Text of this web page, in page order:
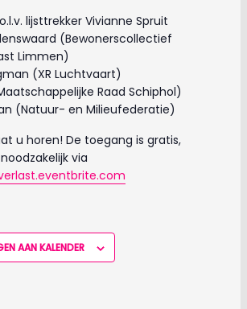
lijsttrekker Vivianne Spruit
(Bewonerscollectief
Limmen)
(XR Luchtvaart)
Raad Schiphol)
(Natuur- en Milieufederatie)
u horen! De toegang is gratis,
via
AAN KALENDER